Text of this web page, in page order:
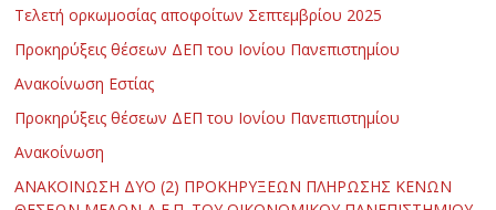
Τελετή ορκωμοσίας αποφοίτων Σεπτεμβρίου 2025
Προκηρύξεις θέσεων ΔΕΠ του Ιονίου Πανεπιστημίου
Ανακοίνωση Εστίας
Προκηρύξεις θέσεων ΔΕΠ του Ιονίου Πανεπιστημίου
Ανακοίνωση
ΑΝΑΚΟΙΝΩΣΗ ΔΥΟ (2) ΠΡΟΚΗΡΥΞΕΩΝ ΠΛΗΡΩΣΗΣ ΚΕΝΩΝ